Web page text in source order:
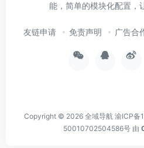
能，简单的模块化配置，
友链申请 免责声明 广告合
Copyright © 2026 全域导航 渝ICP备
50010702504586号由